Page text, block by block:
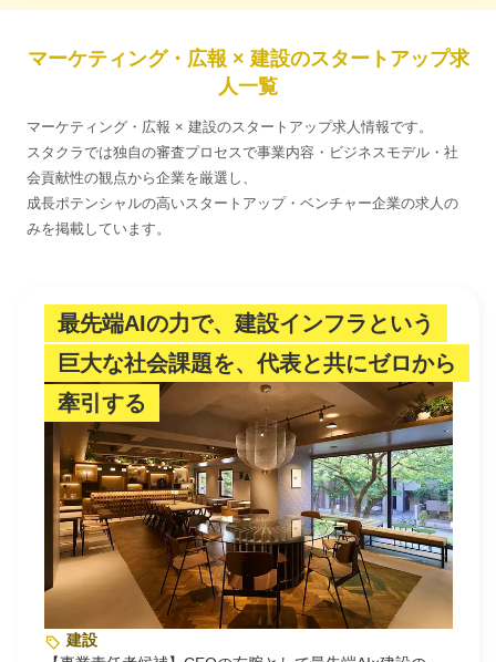
マーケティング・広報 × 建設のスタートアップ求
人一覧
マーケティング・広報 × 建設のスタートアップ求人情報です。
スタクラでは独自の審査プロセスで事業内容・ビジネスモデル・社
会貢献性の観点から企業を厳選し、
成長ポテンシャルの高いスタートアップ・ベンチャー企業の求人の
みを掲載しています。
最先端AIの力で、建設インフラという
巨大な社会課題を、代表と共にゼロから
牽引する
建設